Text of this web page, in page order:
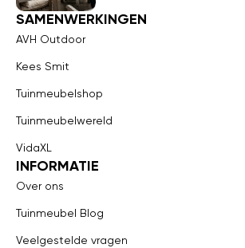
SAMENWERKINGEN
AVH Outdoor
Kees Smit
Tuinmeubelshop
Tuinmeubelwereld
VidaXL
INFORMATIE
Over ons
Tuinmeubel Blog
Veelgestelde vragen